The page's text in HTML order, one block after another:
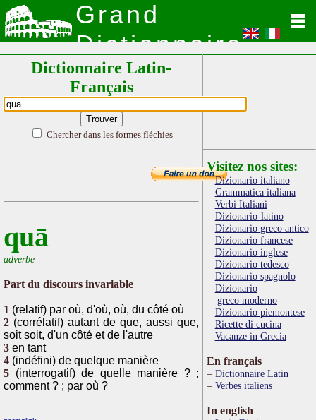
Grand
Dictionnaire
Latin
Dictionnaire Latin-
Français
Chercher dans les formes fléchies
quā
adverbe
Part du discours invariable
1 (relatif) par où, d'où, où, du côté où
2 (corrélatif) autant de que, aussi que,
soit soit, d'un côté et de l'autre
3 en tant
4 (indéfini) de quelque manière
5 (interrogatif) de quelle manière ? ;
comment ? ; par où ?
Visitez nos sites:
Dizionario italiano
Grammatica italiana
Verbi Italiani
Dizionario-latino
Dizionario greco antico
Dizionario francese
Dizionario inglese
Dizionario tedesco
Dizionario spagnolo
Dizionario
greco moderno
Dizionario piemontese
Ricette di cucina
Vacanze in Grecia
En français
Dictionnaire Latin
Verbes italiens
In english